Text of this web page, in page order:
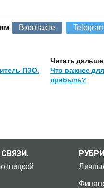
Вконтакте
ПЭО.
Читать дальше
Что важнее
прибыль?